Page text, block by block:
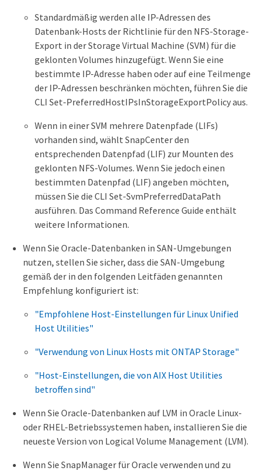
Standardmäßig werden alle IP-Adressen des
Datenbank-Hosts der Richtlinie für den NFS-Storage-
Export in der Storage Virtual Machine (SVM) für die
geklonten Volumes hinzugefügt. Wenn Sie eine
bestimmte IP-Adresse haben oder auf eine Teilmenge
der IP-Adressen beschränken möchten, führen Sie die
CLI Set-PreferredHostIPsInStorageExportPolicy aus.
Wenn in einer SVM mehrere Datenpfade (LIFs)
vorhanden sind, wählt SnapCenter den
entsprechenden Datenpfad (LIF) zur Mounten des
geklonten NFS-Volumes. Wenn Sie jedoch einen
bestimmten Datenpfad (LIF) angeben möchten,
müssen Sie die CLI Set-SvmPreferredDataPath
ausführen. Das Command Reference Guide enthält
weitere Informationen.
Wenn Sie Oracle-Datenbanken in SAN-Umgebungen
nutzen, stellen Sie sicher, dass die SAN-Umgebung
gemäß der in den folgenden Leitfäden genannten
Empfehlung konfiguriert ist:
"Empfohlene Host-Einstellungen für Linux Unified
Host Utilities"
"Verwendung von Linux Hosts mit ONTAP Storage"
"Host-Einstellungen, die von AIX Host Utilities
betroffen sind"
Wenn Sie Oracle-Datenbanken auf LVM in Oracle Linux-
oder RHEL-Betriebssystemen haben, installieren Sie die
neueste Version von Logical Volume Management (LVM).
Wenn Sie SnapManager für Oracle verwenden und zu